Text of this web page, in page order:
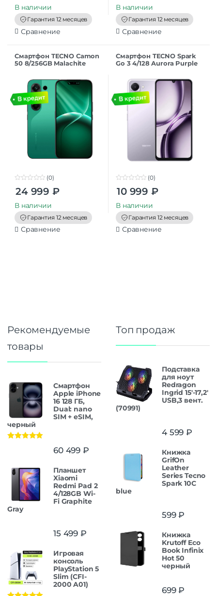
t
o
f
5
В наличии
Гарантия 12 месяцев
Сравнение
t
o
f
5
В наличии
Гарантия 12 месяцев
Сравнение
Смартфон TECNO Camon
50 8/256GB Malachite
o
t
o
f
5
(0)
24 999 ₽
В наличии
Гарантия 12 месяцев
Сравнение
Смартфон TECNO Spark
Go 3 4/128 Aurora Purple
t
o
f
5
(0)
10 999 ₽
В наличии
Гарантия 12 месяцев
Сравнение
Рекомендуемые
товары
Смартфон
Apple iPhone
16 128 ГБ,
Dual: nano
SIM + eSIM,
черный
60 499 ₽
Планшет
Xiaomi
Redmi Pad 2
4/128GB Wi-
Fi Graphite
Gray
15 499 ₽
Игровая
консоль
PlayStation 5
Slim (CFI-
2000 A01)
Топ продаж
Подставка
для ноут
Redragon
Ingrid 15'-17,2'
USB,3 вент.
(70991)
4 599 ₽
Книжка
GrifOn
Leather
Series Tecno
Spark 10C
blue
599₽
Книжка
Krutoff Eco
Book Infinix
Hot 50
черный
699₽